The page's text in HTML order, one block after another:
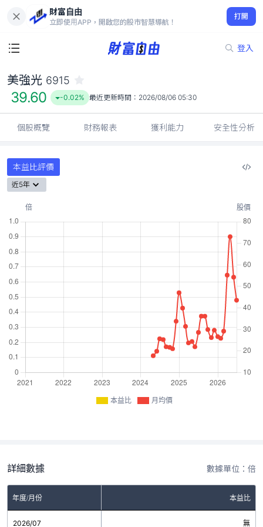
財富自由
立即使用APP，開啟您的股市智慧導航！
打開
登入
39.60
-0.02%
美強光 6915
39.60 -0.02% 最近更新時間： 2026/08/06 05:30
個股概覽 財務報表 獲利能力 安全性分析
本益比評價
近5年
本益比 月均價
詳細數據 數據單位：倍
年度/月份 本益比
2026/07 無